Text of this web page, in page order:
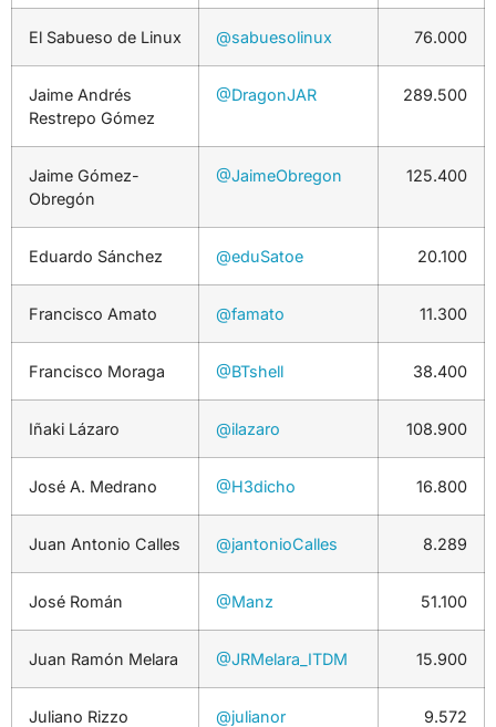
El Sabueso de Linux @sabuesolinux 76.000
Jaime Andrés
Restrepo Gómez
@DragonJAR 289.500
Jaime Gómez-
Obregón
@JaimeObregon 125.400
Eduardo Sánchez @eduSatoe 20.100
Francisco Amato @famato 11.300
Francisco Moraga @BTshell 38.400
Iñaki Lázaro @ilazaro 108.900
José A. Medrano @H3dicho 16.800
Juan Antonio Calles @jantonioCalles 8.289
José Román @Manz 51.100
Juan Ramón Melara @JRMelara_ITDM 15.900
Juliano Rizzo @julianor 9.572